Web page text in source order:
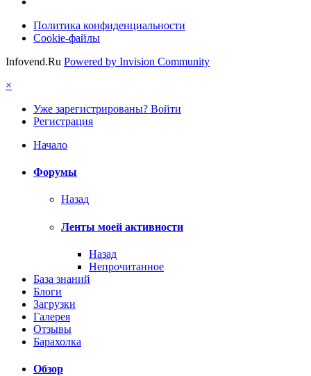
Политика конфиденциальности
Cookie-файлы
Infovend.Ru Powered by Invision Community
×
Уже зарегистрированы? Войти
Регистрация
Начало
Форумы
Назад
Ленты моей активности
Назад
Непрочитанное
База знаний
Блоги
Загрузки
Галерея
Отзывы
Барахолка
Обзор